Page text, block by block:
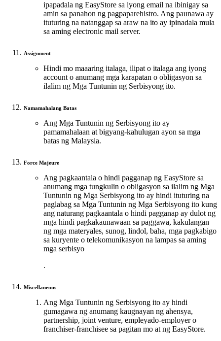
ipapadala ng EasyStore sa iyong email na ibinigay sa
amin sa panahon ng pagpaparehistro. Ang paunawa ay
ituturing na natanggap sa araw na ito ay ipinadala mula
sa aming electronic mail server.
Assignment
Hindi mo maaaring italaga, ilipat o italaga ang iyong
account o anumang mga karapatan o obligasyon sa
ilalim ng Mga Tuntunin ng Serbisyong ito.
Namamahalang Batas
Ang Mga Tuntunin ng Serbisyong ito ay
pamamahalaan at bigyang-kahulugan ayon sa mga
batas ng Malaysia.
Force Majeure
Ang pagkaantala o hindi pagganap ng EasyStore sa
anumang mga tungkulin o obligasyon sa ilalim ng Mga
Tuntunin ng Mga Serbisyong ito ay hindi ituturing na
paglabag sa Mga Tuntunin ng Mga Serbisyong ito kung
ang naturang pagkaantala o hindi pagganap ay dulot ng
mga hindi pagkakaunawaan sa paggawa, kakulangan
ng mga materyales, sunog, lindol, baha, mga pagkabigo
sa kuryente o telekomunikasyon na lampas sa aming
mga serbisyo
.
Miscellaneous
Ang Mga Tuntunin ng Serbisyong ito ay hindi
gumagawa ng anumang kaugnayan ng ahensya,
partnership, joint venture, empleyado-employer o
franchiser-franchisee sa pagitan mo at ng EasyStore.